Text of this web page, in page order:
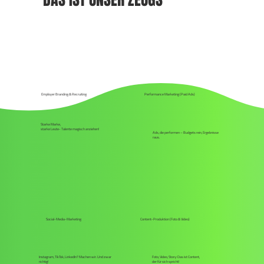
Employer Branding & Recruiting
Starke Marke,
starke Leute- Talente magisch anziehen!
Social-Media-Marketing
Instagram, TikTok, LinkedIn? Machen wir. Und zwar
richtig!
Performance Marketing (Paid Ads)
Ads, die performen – Budgets rein, Ergebnisse
raus.
Content-Produktion (Foto & Video)
Foto, Video, Story: Das ist Content,
der für sich spricht!